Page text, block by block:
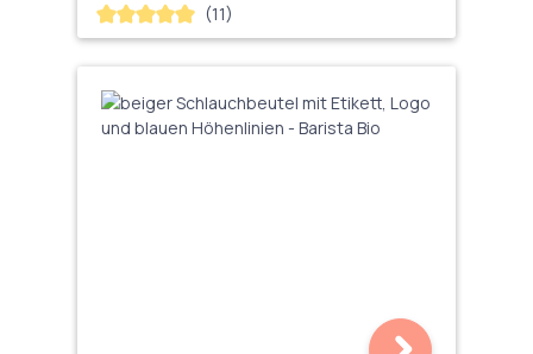
Durchschnittliche Bewertung von 5 von 5 Sternen
(11)